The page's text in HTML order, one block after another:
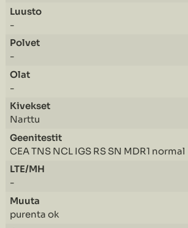
-
-
-
Narttu
CEA TNS NCL IGS RS SN MDR1 normal
-
purenta ok